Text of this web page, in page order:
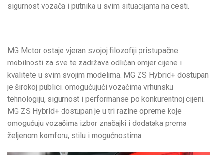
sigurnost vozača i putnika u svim situacijama na cesti.
MG Motor ostaje vjeran svojoj filozofiji pristupačne
mobilnosti za sve te zadržava odličan omjer cijene i
kvalitete u svim svojim modelima. MG ZS Hybrid+ dostupan
je širokoj publici, omogućujući vozačima vrhunsku
tehnologiju, sigurnost i performanse po konkurentnoj cijeni.
MG ZS Hybrid+ dostupan je u tri razine opreme koje
omogućuju vozačima izbor značajki i dodataka prema
željenom komforu, stilu i mogućnostima.